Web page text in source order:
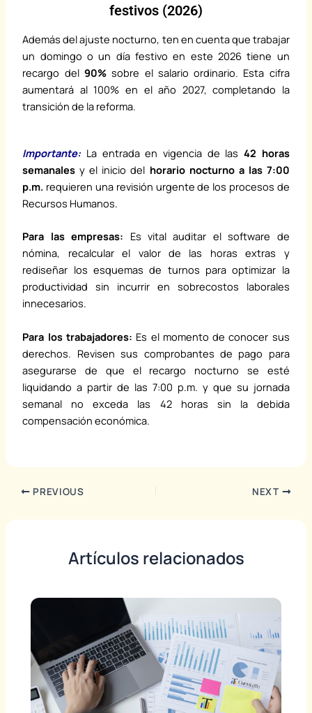
festivos (2026)
Además del ajuste nocturno, ten en cuenta que trabajar
un domingo o un día festivo en este 2026 tiene un
recargo del 90%sobre el salario ordinario. Esta cifra
aumentará al 100% en el año 2027, completando la
transición de la reforma.
Importante: La entrada en vigencia de las 42 horas
semanales y el inicio del horario nocturno a las 7:00
p.m. requieren una revisión urgente de los procesos de
Recursos Humanos.
Para las empresas: Es vital auditar el software de
nómina, recalcular el valor de las horas extras y
rediseñar los esquemas de turnos para optimizar la
productividad sin incurrir en sobrecostos laborales
innecesarios.
Para los trabajadores: Es el momento de conocer sus
derechos. Revisen sus comprobantes de pago para
asegurarse de que el recargo nocturno se esté
liquidando a partir de las 7:00 p.m. y que su jornada
semanal no exceda las 42 horas sin la debida
compensación económica.
PREVIOUS NEXT
Artículos relacionados